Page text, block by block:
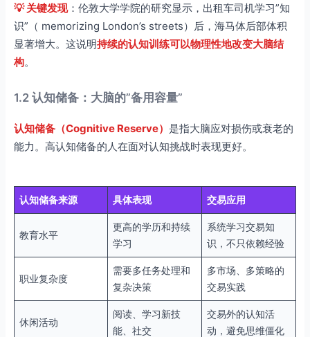
💡 关键发现：伦敦大学学院的研究显示，出租车司机学习”知
识”（ memorizing London’s streets）后，海马体后部体积
显著增大。这说明持续的认知训练可以物理性地改变大脑结
构。
1.2 认知储备：大脑的”备用容量”
认知储备（Cognitive Reserve） 是指大脑应对损伤或衰老的
能力。高认知储备的人在面对认知挑战时表现更好。
认知储备来源 具体表现 交易应用
教育水平
更高的学历和持续
学习
系统学习交易知
识，不只依赖经验
职业复杂度
需要多任务处理和
复杂决策
多市场、多策略的
交易实践
休闲活动
阅读、学习新技
能、社交
交易外的认知活
动，避免思维僵化